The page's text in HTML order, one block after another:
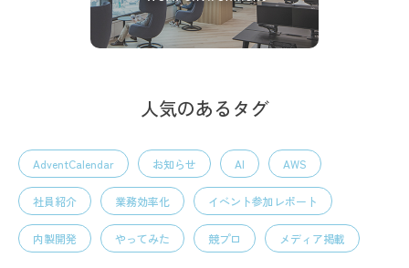
人気のあるタグ
AdventCalendar お知らせ AI AWS
社員紹介 業務効率化 イベント参加レポート
内製開発 やってみた 競プロ メディア掲載